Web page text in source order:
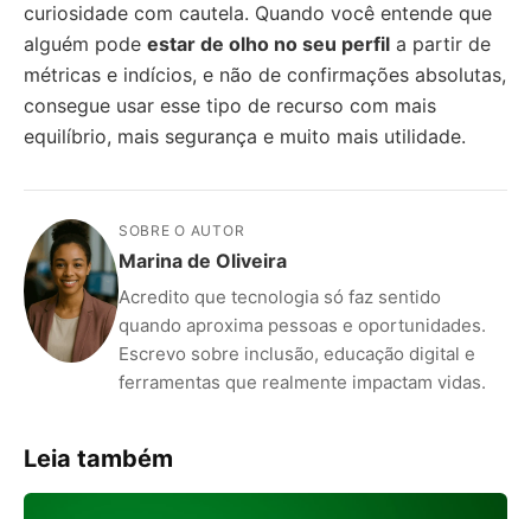
curiosidade com cautela. Quando você entende que
alguém pode estar de olho no seu perfil a partir de
métricas e indícios, e não de confirmações absolutas,
consegue usar esse tipo de recurso com mais
equilíbrio, mais segurança e muito mais utilidade.
SOBRE O AUTOR
Marina de Oliveira
Acredito que tecnologia só faz sentido
quando aproxima pessoas e oportunidades.
Escrevo sobre inclusão, educação digital e
ferramentas que realmente impactam vidas.
Leia também